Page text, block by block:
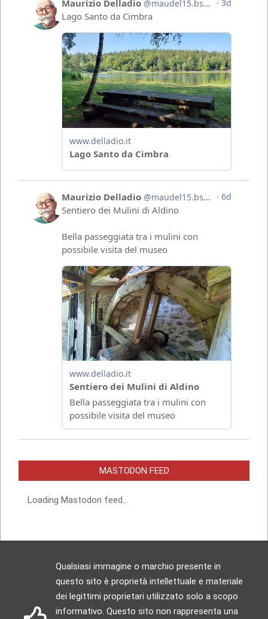
MASTODON FEED
Loading Mastodon feed...
Qualsiasi immagine o marchio presente in
questo sito è proprietà intellettuale e materiale
dei legittimi proprietari utilizzato solo a scopo
informativo. Questo sito non rappresenta una